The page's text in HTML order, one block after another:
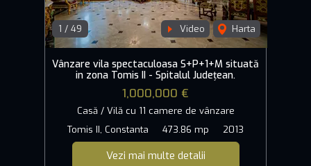
1 / 49 Video Harta
Vânzare vila spectaculoasa S+P+1+M situată
in zona Tomis II - Spitalul Județean.
1,000,000 €
Casă / Vilă cu 11 camere de vânzare
Tomis II, Constanta
473.86 mp 2013
Vezi mai multe detalii